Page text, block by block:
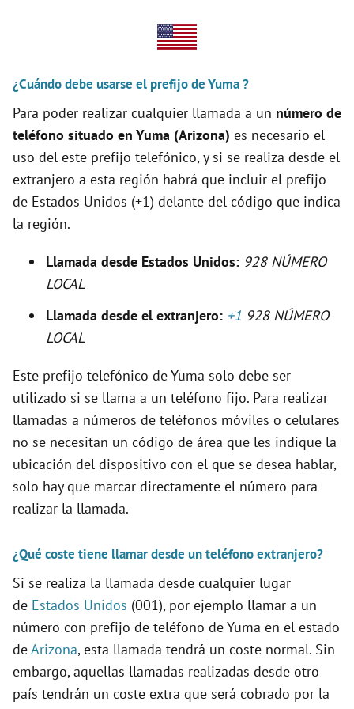
V
i
d
e
¿Cuándo debe usarse el prefijo de Yuma ?
Para poder realizar cualquier llamada a un número de
teléfono situado en Yuma (Arizona) es necesario el
uso del este prefijo telefónico, y si se realiza desde el
extranjero a esta región habrá que incluir el prefijo
de Estados Unidos (+1) delante del código que indica
la región.
Llamada desde Estados Unidos: 928 NÚMERO
LOCAL
Llamada desde el extranjero: +1 928 NÚMERO
LOCAL
Este prefijo telefónico de Yuma solo debe ser
utilizado si se llama a un teléfono fijo. Para realizar
llamadas a números de teléfonos móviles o celulares
no se necesitan un código de área que les indique la
ubicación del dispositivo con el que se desea hablar,
solo hay que marcar directamente el número para
realizar la llamada.
¿Qué coste tiene llamar desde un teléfono extranjero?
Si se realiza la llamada desde cualquier lugar
de Estados Unidos (001), por ejemplo llamar a un
número con prefijo de teléfono de Yuma en el estado
deArizona, esta llamada tendrá un coste normal. Sin
embargo, aquellas llamadas realizadas desde otro
país tendrán un coste extra que será cobrado por la